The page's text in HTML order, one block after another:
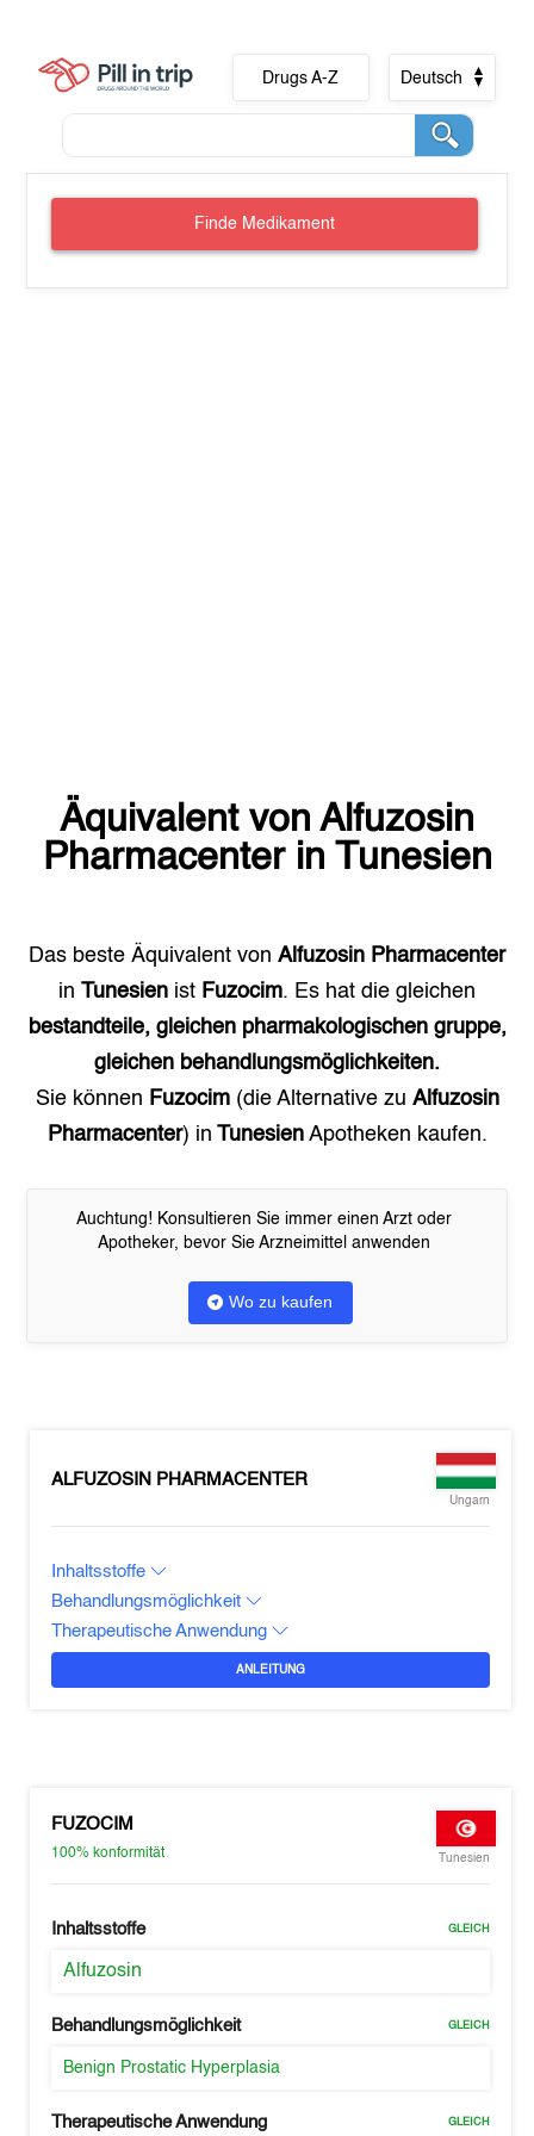
Drugs A-Z Deutsch
Finde Medikament
Äquivalent von Alfuzosin
Pharmacenterin Tunesien
Das beste Äquivalent von Alfuzosin Pharmacenter
in Tunesien ist Fuzocim. Es hat die gleichen
bestandteile, gleichen pharmakologischen gruppe,
gleichen behandlungsmöglichkeiten.
Sie können Fuzocim(die Alternative zu Alfuzosin
Pharmacenter) in TunesienApotheken kaufen.
Auchtung! Konsultieren Sie immer einen Arzt oder
Apotheker, bevor Sie Arzneimittel anwenden
Wo zu kaufen
ALFUZOSIN PHARMACENTER
Ungarn
Inhaltsstoffe
Behandlungsmöglichkeit
Therapeutische Anwendung
ANLEITUNG
FUZOCIM
100% konformität Tunesien
Inhaltsstoffe GLEICH
Alfuzosin
Behandlungsmöglichkeit GLEICH
Benign Prostatic Hyperplasia
Therapeutische Anwendung GLEICH